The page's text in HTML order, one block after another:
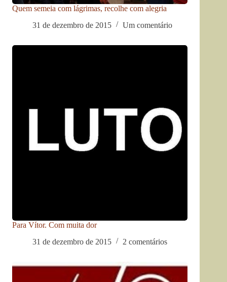
Quem semeia com lágrimas, recolhe com alegria
31 de dezembro de 2015
Um comentário
Para Vítor. Com muita dor
31 de dezembro de 2015
2 comentários